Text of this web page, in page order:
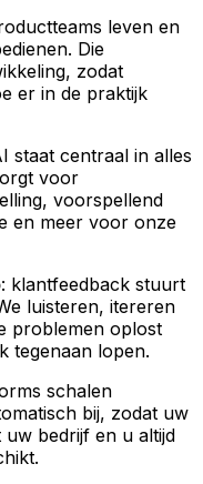
leven en
Die
zodat
er in de praktijk
staat centraal in alles
voor
voorspellend
en meer voor onze
: klantfeedback stuurt
luisteren, itereren
problemen oplost
tegenaan lopen.
schalen
bij, zodat uw
uw bedrijf en u altijd